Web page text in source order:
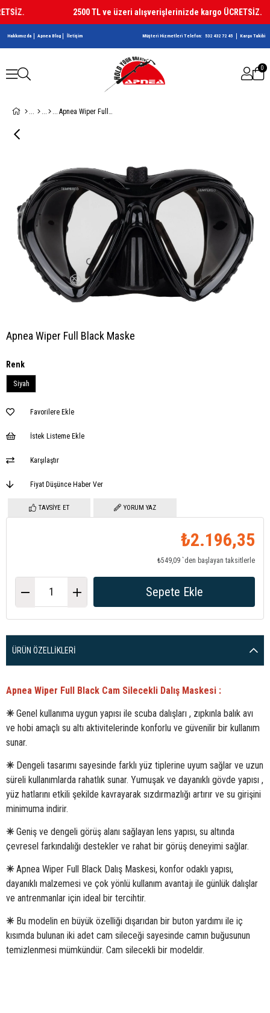
2500 TL ve üzeri alışverişlerinizde kargo ÜCRETSİZ.
Hakkımızda Apnea Blog İletişim Müşteri Hizmetleri Telefon: 532 432 72 45 Kargo Takibi
0
Apnea Wiper Full Black Maske
Apnea Wiper Full Black Maske
Renk
Siyah
Favorilere Ekle
İstek Listeme Ekle
Karşılaştır
Fiyat Düşünce Haber Ver
TAVSIYE ET YORUM YAZ
₺2.196,35
₺549,09 `den başlayan taksitlerle
ÜRÜN ÖZELLIKLERI
Apnea Wiper Full Black Cam Silecekli Dalış Maskesi :
✳Genel kullanıma uygun yapısı ile scuba dalışları , zıpkınla balık avı
ve hobi amaçlı su altı aktivitelerinde konforlu ve güvenilir bir kullanım
sunar.
✳ Dengeli tasarımı sayesinde farklı yüz tiplerine uyum sağlar ve uzun
süreli kullanımlarda rahatlık sunar. Yumuşak ve dayanıklı gövde yapısı ,
yüz hatlarını etkili şekilde kavrayarak sızdırmazlığı artırır ve su girişini
minimuma indirir.
✳Geniş ve dengeli görüş alanı sağlayan lens yapısı, su altında
çevresel farkındalığı destekler ve rahat bir görüş deneyimi sağlar.
✳Apnea Wiper Full Black Dalış Maskesi, konfor odaklı yapısı,
dayanıklı malzemesi ve çok yönlü kullanım avantajı ile günlük dalışlar
ve antrenmanlar için ideal bir tercihtir.
✳ Bu modelin en büyük özelliği dışarıdan bir buton yardımı ile iç
kısımda bulunan iki adet cam sileceği sayesinde camın buğusunun
temizlenmesi mümkündür. Cam silecekli bir modeldir.